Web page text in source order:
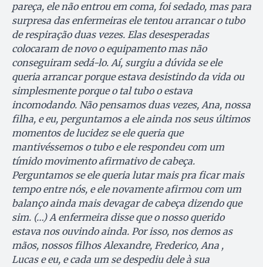
pareça, ele não entrou em coma, foi sedado, mas para
surpresa das enfermeiras ele tentou arrancar o tubo
de respiração duas vezes. Elas desesperadas
colocaram de novo o equipamento mas não
conseguiram sedá-lo. Aí, surgiu a dúvida se ele
queria arrancar porque estava desistindo da vida ou
simplesmente porque o tal tubo o estava
incomodando. Não pensamos duas vezes, Ana, nossa
filha, e eu, perguntamos a ele ainda nos seus últimos
momentos de lucidez se ele queria que
mantivéssemos o tubo e ele respondeu com um
tímido movimento afirmativo de cabeça.
Perguntamos se ele queria lutar mais pra ficar mais
tempo entre nós, e ele novamente afirmou com um
balanço ainda mais devagar de cabeça dizendo que
sim. (…) A enfermeira disse que o nosso querido
estava nos ouvindo ainda. Por isso, nos demos as
mãos, nossos filhos Alexandre, Frederico, Ana ,
Lucas e eu, e cada um se despediu dele à sua